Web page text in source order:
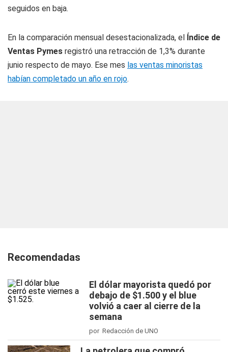
seguidos en baja.
En la comparación mensual desestacionalizada, el Índice de
Ventas Pymes registró una retracción de 1,3% durante
junio respecto de mayo. Ese mes las ventas minoristas
habían completado un año en rojo.
Recomendadas
El dólar mayorista quedó por
debajo de $1.500 y el blue
volvió a caer al cierre de la
semana
por Redacción de UNO